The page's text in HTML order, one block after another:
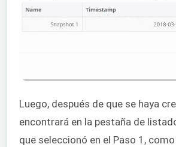
Luego, después de que se haya
encontrará en la pestaña de
que seleccionó en el Paso 1,